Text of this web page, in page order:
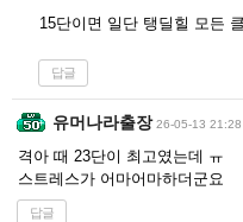
15단이면 일단 탱딜힐 모든
답글
유머나라출장 26-05-13 21:28
격아 때 23단이 최고였는데 ㅠ
스트레스가 어마어마하더군요
답글